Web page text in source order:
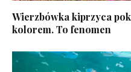
Wierzbówka kiprzyca
kolorem. To fenomen